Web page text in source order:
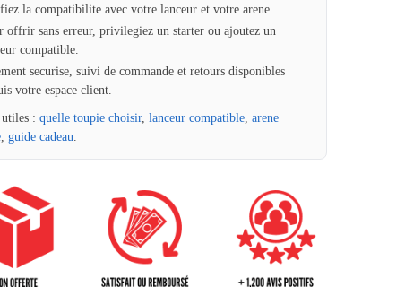
la compatibilite avec votre lanceur et votre arene.
offrir sans erreur, privilegiez un starter ou ajoutez un
compatible.
securise, suivi de commande et retours disponibles
votre espace client.
: quelle toupie choisir, lanceur compatible, arene
, guide cadeau